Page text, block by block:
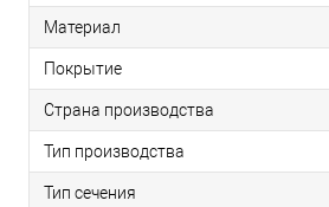
Материал
Покрытие
Страна производства
Тип производства
Тип сечения